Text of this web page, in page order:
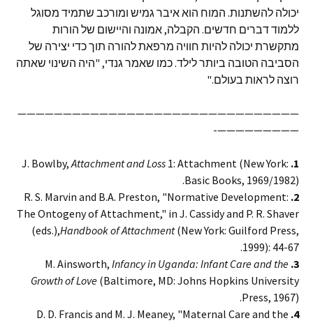
יכולה להשתנות. המוח הוא איבר גמיש ומורכב שתמיד מסוגל
ללמוד דברים חדשים. הקבלה, אמונה והיישום של הורות
מתקשרת יכולה להיות חוויה מרפאת להורה תוך כדי יצירה של
הסביבה הטובה ביותר לילד. כמו שאמר גנדי, "היה השינוי שאתה
רוצה לראות בעולם."
———————————————————————————————
—————————-
1.
Attachment and Loss 1: Attachment (New York:
Basic Books, 1969/1982).
2.
R. S. Marvin and B.A. Preston, "Normative Development:
The Ontogeny of Attachment," in J. Cassidy and P. R. Shaver
(eds.),Handbook of Attachment(New York: Guilford Press,
1999): 44-67.
3.
Infancy in Uganda: Infant Care and the
Growth of Love (Baltimore, MD: Johns Hopkins University
Press, 1967).
4.
D. D. Francis and M. J. Meaney, "Maternal Care and the